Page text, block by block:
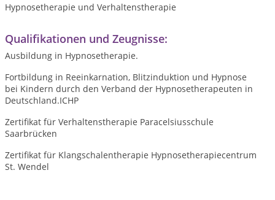
Hypnosetherapie und Verhaltenstherapie
Qualifikationen und Zeugnisse:
Ausbildung in Hypnosetherapie.
Fortbildung in Reeinkarnation, Blitzinduktion und Hypnose
bei Kindern durch den Verband der Hypnosetherapeuten in
Deutschland.ICHP
Zertifikat für Verhaltenstherapie Paracelsiusschule
Saarbrücken
Zertifikat für Klangschalentherapie Hypnosetherapiecentrum
St. Wendel